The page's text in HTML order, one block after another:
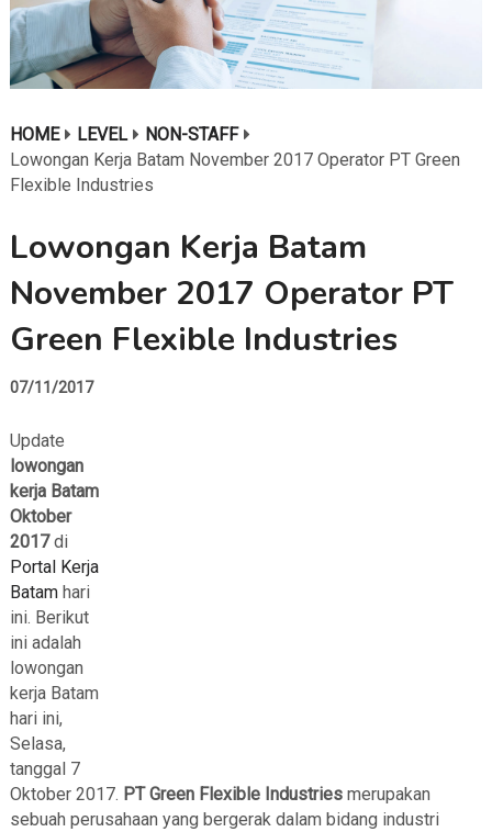
HOME LEVEL
NON-STAFF
Lowongan Kerja Batam November 2017 Operator PT Green
Flexible Industries
Lowongan Kerja Batam
November 2017 Operator PT
Green Flexible Industries
07/11/2017
Update
lowongan
kerja Batam
Oktober
2017di
Portal Kerja
Batamhari
ini. Berikut
ini adalah
lowongan
kerja Batam
hari ini,
Selasa,
tanggal 7
Oktober 2017. PT Green Flexible Industries merupakan
sebuah perusahaan yang bergerak dalam bidang industri